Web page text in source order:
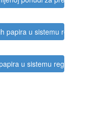
papira u sistemu registracije
u sistemu registracije